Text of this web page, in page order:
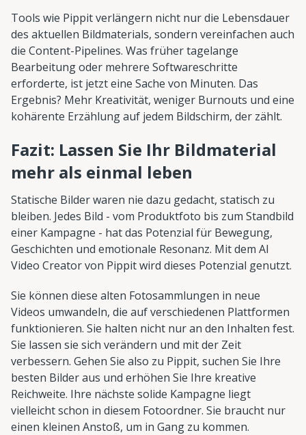
Tools wie Pippit verlängern nicht nur die Lebensdauer
des aktuellen Bildmaterials, sondern vereinfachen auch
die Content-Pipelines. Was früher tagelange
Bearbeitung oder mehrere Softwareschritte
erforderte, ist jetzt eine Sache von Minuten. Das
Ergebnis? Mehr Kreativität, weniger Burnouts und eine
kohärente Erzählung auf jedem Bildschirm, der zählt.
Fazit: Lassen Sie Ihr Bildmaterial
mehr als einmal leben
Statische Bilder waren nie dazu gedacht, statisch zu
bleiben. Jedes Bild - vom Produktfoto bis zum Standbild
einer Kampagne - hat das Potenzial für Bewegung,
Geschichten und emotionale Resonanz. Mit dem AI
Video Creator von Pippit wird dieses Potenzial genutzt.
Sie können diese alten Fotosammlungen in neue
Videos umwandeln, die auf verschiedenen Plattformen
funktionieren. Sie halten nicht nur an den Inhalten fest.
Sie lassen sie sich verändern und mit der Zeit
verbessern. Gehen Sie also zu Pippit, suchen Sie Ihre
besten Bilder aus und erhöhen Sie Ihre kreative
Reichweite. Ihre nächste solide Kampagne liegt
vielleicht schon in diesem Fotoordner. Sie braucht nur
einen kleinen Anstoß, um in Gang zu kommen.